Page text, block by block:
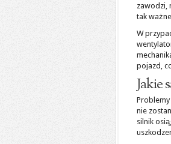
zawodzi,
tak
W
pojazd,
Jakie
nie
silnik